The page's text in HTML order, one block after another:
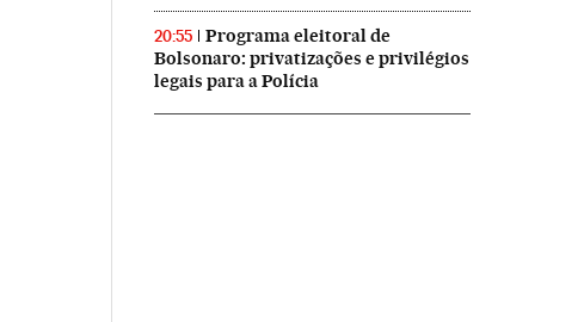
20:55
Programa eleitoral de
Bolsonaro: privatizações e privilégios
legais para a Polícia